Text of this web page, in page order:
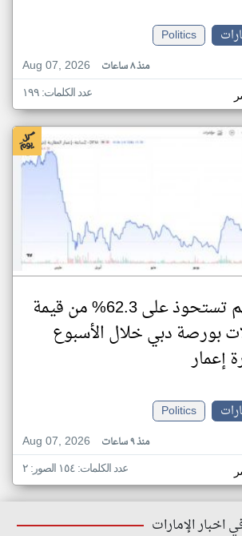
Politics
Aug 07, 2026
منذ ٨ ساعات
عدد الكلمات: ١٩٩
5 أسهم تستحوذ على 62.3% من قيمة
بورصة دبي خلال الأسبوع
إعمار
Politics
Aug 07, 2026
منذ ٩ ساعات
عدد الكلمات: ١٥٤ الصور: ٢
اخبار الإمارات